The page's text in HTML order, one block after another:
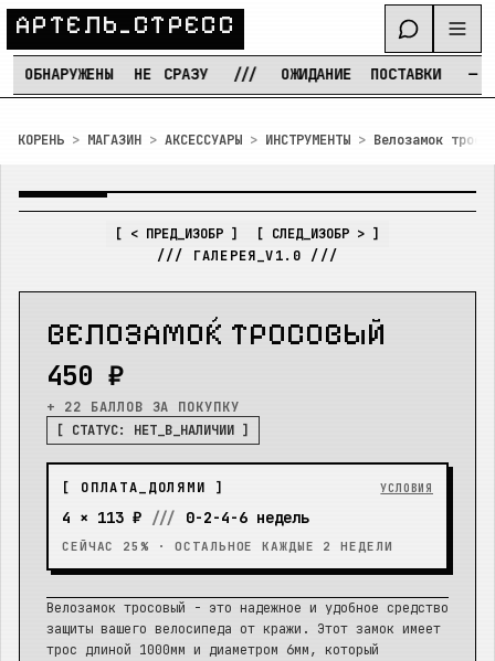
АРТЕЛЬ_СТРЕСС
ОБНАРУЖЕНЫ НЕ СРАЗУ /// ОЖИДАНИЕ ПОСТАВКИ
КОРЕНЬ > МАГАЗИН > АКСЕССУАРЫ > ИНСТРУМЕНТЫ > Велозамок
[ УВЕЛИЧЕНИЕ: ВКЛ ]
[ < ПРЕД_ИЗОБР ]
/// ГАЛЕРЕЯ_V1.0 ///
[ СЛЕД_ИЗОБР > ]
ВЕЛOЗАМOК ТРOСOВЫЙ
450 ₽
+ 22 БАЛЛОВ ЗА ПОКУПКУ
[ СТАТУС: НЕТ_В_НАЛИЧИИ ]
[ ОПЛАТА_ДОЛЯМИ ] УСЛОВИЯ
4 × 113 ₽ /// 0-2-4-6 недель
СЕЙЧАС 25% · ОСТАЛЬНОЕ КАЖДЫЕ 2 НЕДЕЛИ
Велозамок тросовый - это надежное и удобное средство
защиты вашего велосипеда от кражи. Этот замок имеет
трос длиной 1000мм и диаметром 6мм, который